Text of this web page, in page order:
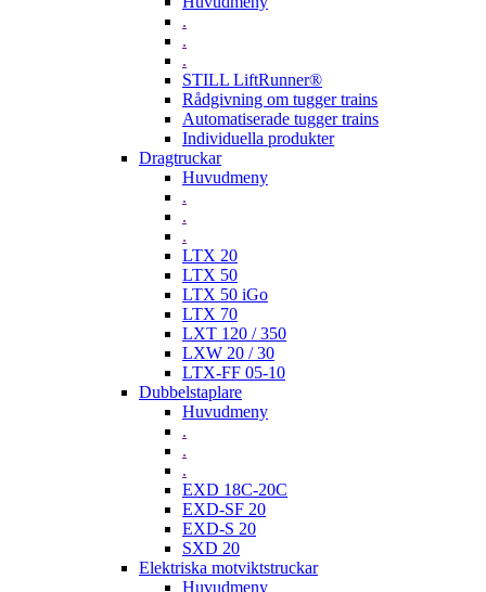
.
.
.
STILL LiftRunner®
Rådgivning om tugger trains
Automatiserade tugger trains
Individuella produkter
Dragtruckar
Huvudmeny
.
.
.
LTX 20
LTX 50
LTX 50 iGo
LTX 70
LXT 120 / 350
LXW 20 / 30
LTX-FF 05-10
Dubbelstaplare
Huvudmeny
.
.
.
EXD 18C-20C
EXD-SF 20
EXD-S 20
SXD 20
Elektriska motviktstruckar
Huvudmeny